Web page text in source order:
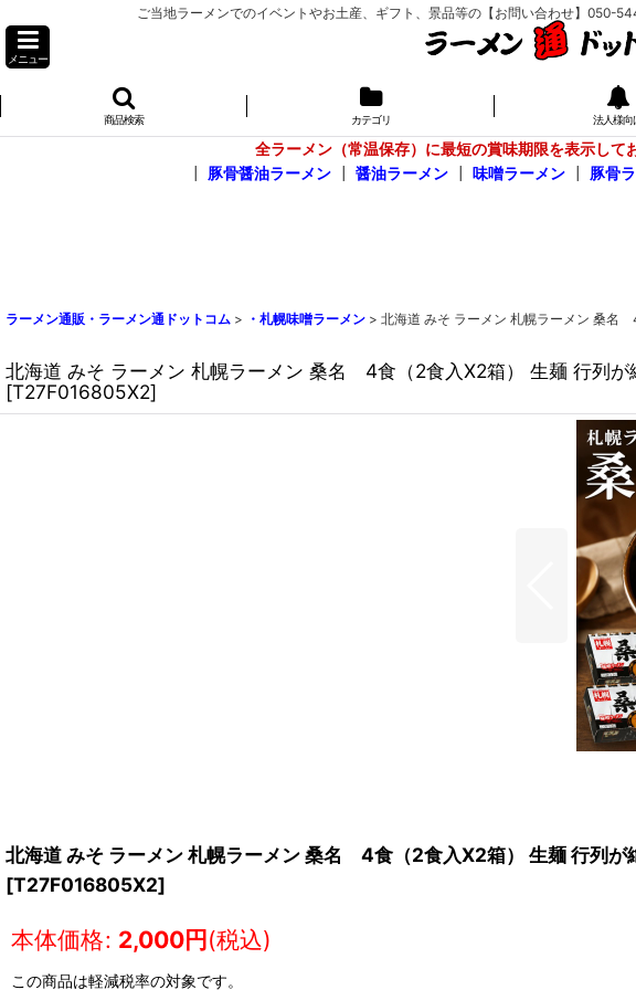
ご当地ラーメンでのイベントやお土産、ギフト、景品等の【お問い合わせ】050-
メニュー
商品検索 カテゴリ 法人様向
全ラーメン（常温保存）に最短の賞味期限を表示して
豚骨醤油ラーメン 醤油ラーメン 味噌ラーメン 豚骨
ラーメン通販・ラーメン通ドットコム > ・札幌味噌ラーメン > 北海道 みそ ラーメン 札幌ラーメン 桑名
北海道 みそ ラーメン 札幌ラーメン 桑名 4食（2食入X2箱） 生麺 行列が
[T27F016805X2]
北海道 みそ ラーメン 札幌ラーメン 桑名 4食（2食入X2箱） 生麺 行列が
[T27F016805X2]
本体価格: 2,000円 (税込)
この商品は軽減税率の対象です。